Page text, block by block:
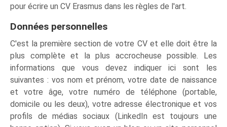
pour écrire un CV Erasmus dans les règles de l'art.
Données personnelles
C'est la première section de votre CV et elle doit être la
plus complète et la plus accrocheuse possible. Les
informations que vous devez indiquer ici sont les
suivantes : vos nom et prénom, votre date de naissance
et votre âge, votre numéro de téléphone (portable,
domicile ou les deux), votre adresse électronique et vos
profils de médias sociaux (LinkedIn est toujours une